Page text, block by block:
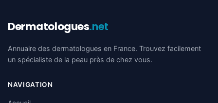
Dermatologues.net
Annuaire des dermatologues en France. Trouvez facilement
un spécialiste de la peau près de chez vous.
NAVIGATION